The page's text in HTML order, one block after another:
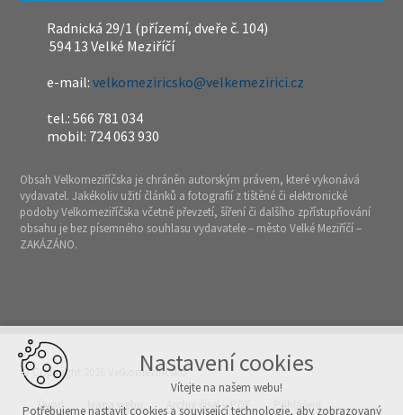
Radnická 29/1 (přízemí, dveře č. 104)
594 13 Velké Meziříčí
e-mail:velkomeziricsko@velkemezirici.cz
tel.: 566 781 034
mobil: 724 063 930
Obsah Velkomeziříčska je chráněn autorským právem, které vykonává
vydavatel. Jakékoliv užití článků a fotografií z tištěné či elektronické
podoby Velkomeziříčska včetně převzetí, šíření či dalšího zpřístupňování
obsahu je bez písemného souhlasu vydavatele – město Velké Meziříčí –
ZAKÁZÁNO.
© Copyright 2026 Velkomeziříčsko
Úvod Mapa webu Archiv čísel v PDF Přihlášení
Nastavení cookies
Vítejte na našem webu!
Potřebujeme nastavit cookies a související technologie, aby zobrazovaný